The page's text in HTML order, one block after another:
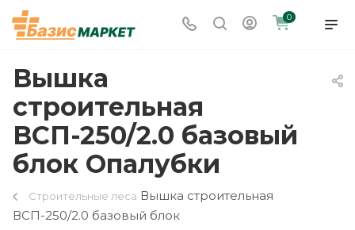
0
Вышка
строительная
ВСП-250/2.0 базовый
блок Опалубки
Строительные леса Вышка строительная
ВСП-250/2.0 базовый блок